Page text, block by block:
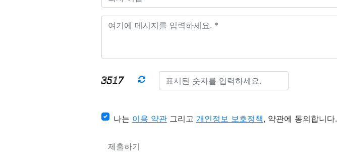
나는 이용 약관그리고 개인정보 보호정책, 약관에 동의합니다.